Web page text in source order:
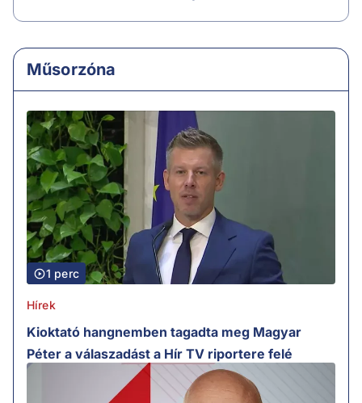
Műsorzóna
1 perc
Hírek
Kioktató hangnemben tagadta meg Magyar
Péter a válaszadást a Hír TV riportere felé